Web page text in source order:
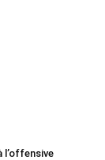
l’offensive